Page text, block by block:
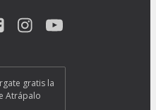
gratis la
Atrápalo